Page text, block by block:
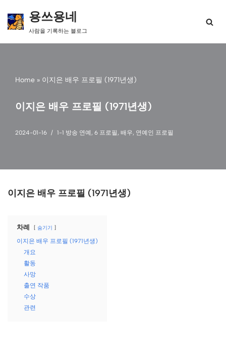
콘
용쓰용네
사람을 기록하는 블로그
Home » 이지은 배우 프로필 (1971년생)
이지은 배우 프로필 (1971년생)
2024-01-16 1-1 방송 연예 , 6 프로필 , 배우, 연예인 프로필
이지은 배우 프로필 (1971년생)
차례 숨기기
이지은 배우 프로필 (1971년생)
개요
활동
사망
출연 작품
수상
관련